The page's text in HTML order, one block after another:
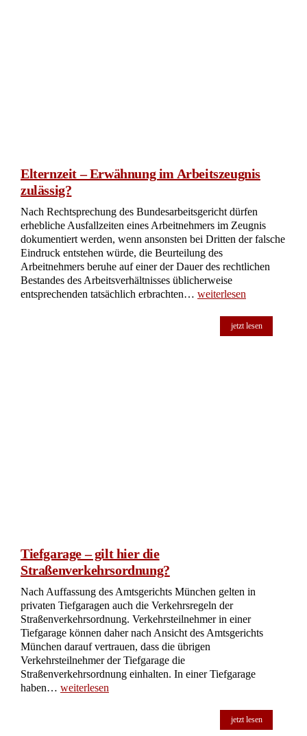
Elternzeit – Erwähnung im Arbeitszeugnis
zulässig?
Nach Rechtsprechung des Bundesarbeitsgericht dürfen
erhebliche Ausfallzeiten eines Arbeitnehmers im Zeugnis
dokumentiert werden, wenn ansonsten bei Dritten der falsche
Eindruck entstehen würde, die Beurteilung des
Arbeitnehmers beruhe auf einer der Dauer des rechtlichen
Bestandes des Arbeitsverhältnisses üblicherweise
entsprechenden tatsächlich erbrachten… weiterlesen
jetzt lesen
Tiefgarage – gilt hier die
Straßenverkehrsordnung?
Nach Auffassung des Amtsgerichts München gelten in
privaten Tiefgaragen auch die Verkehrsregeln der
Straßenverkehrsordnung. Verkehrsteilnehmer in einer
Tiefgarage können daher nach Ansicht des Amtsgerichts
München darauf vertrauen, dass die übrigen
Verkehrsteilnehmer der Tiefgarage die
Straßenverkehrsordnung einhalten. In einer Tiefgarage
haben… weiterlesen
jetzt lesen